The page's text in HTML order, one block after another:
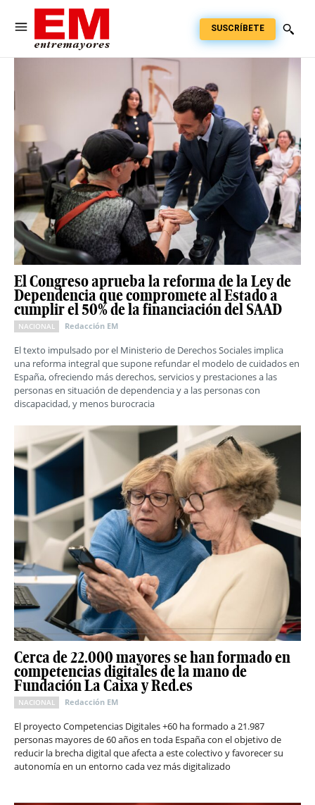
SUSCRÍBETE
El Congreso aprueba la reforma de la Ley de
Dependencia que compromete al Estado a
cumplir el 50% de la financiación del SAAD
NACIONAL Redacción EM
El texto impulsado por el Ministerio de Derechos Sociales implica
una reforma integral que supone refundar el modelo de cuidados en
España, ofreciendo más derechos, servicios y prestaciones a las
personas en situación de dependencia y a las personas con
discapacidad, y menos burocracia
Cerca de 22.000 mayores se han formado en
competencias digitales de la mano de
Fundación La Caixa y Red.es
NACIONAL Redacción EM
El proyecto Competencias Digitales +60 ha formado a 21.987
personas mayores de 60 años en toda España con el objetivo de
reducir la brecha digital que afecta a este colectivo y favorecer su
autonomía en un entorno cada vez más digitalizado